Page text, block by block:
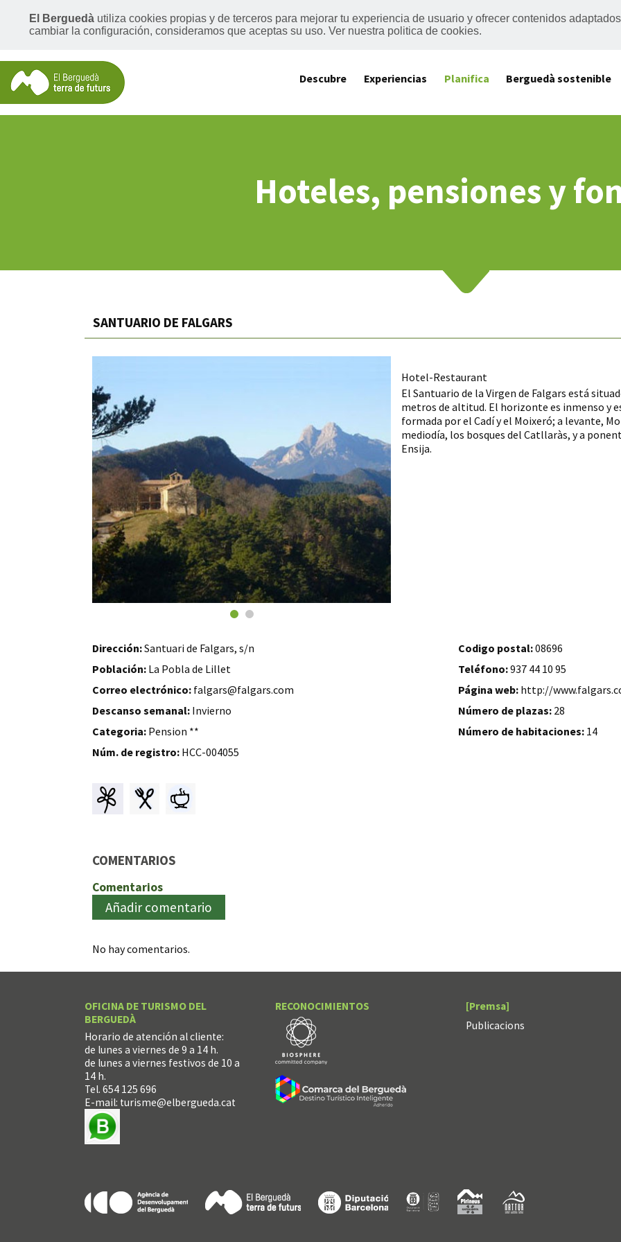
El Berguedà utiliza cookies propias y de terceros para mejorar tu experiencia de usuario y ofrecer contenidos
cambiar la configuración, consideramos que aceptas su uso. Ver nuestra politica de cookies.
Descubre Experiencias Planifica Berguedà sostenible
Hoteles, pensiones y
SANTUARIO DE FALGARS
Hotel-Restaurant
El Santuario de la Virgen de Falgars está
metros de altitud. El horizonte es inmenso y
formada por el Cadí y el Moixeró; a levante,
mediodía, los bosques del Catllaràs, y a
Ensija.
Dirección:Santuari de Falgars, s/n Codigo postal:08696
Población: La Pobla de Lillet Teléfono:937 44 10 95
Correo electrónico: falgars@falgars.com Página web: http://
Descanso semanal: Invierno Número de plazas: 28
Categoria: Pension ** Número de habitaciones: 14
Núm. de registro: HCC-004055
COMENTARIOS
Comentarios
Añadir comentario
No hay comentarios.
OFICINA DE TURISMO DEL
BERGUEDÀ
Horario de atención al cliente:
de lunes a viernes de 9 a 14 h.
de lunes a viernes festivos de 10 a
14 h.
Tel. 654 125 696
E-mail: turisme@elbergueda.cat
RECONOCIMIENTOS
[Premsa]
Publicacions